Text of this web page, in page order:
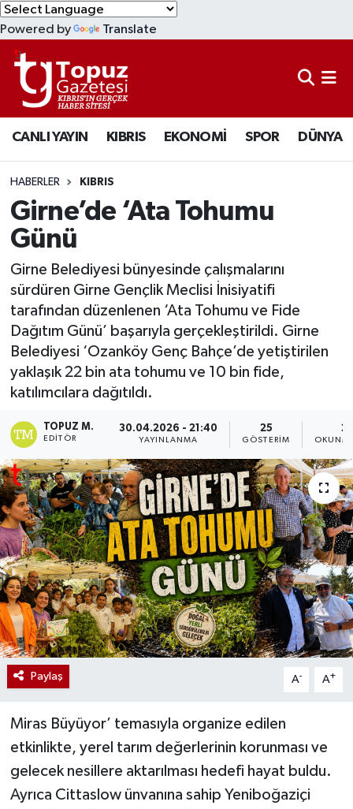
Powered by Translate
CANLI YAYIN KIBRIS EKONOMİ SPOR DÜNYA
HABERLER KIBRIS
Girne’de ‘Ata Tohumu
Günü
Girne Belediyesi bünyesinde çalışmalarını
sürdüren Girne Gençlik Meclisi İnisiyatifi
tarafından düzenlenen ‘Ata Tohumu ve Fide
Dağıtım Günü’ başarıyla gerçekleştirildi. Girne
Belediyesi ‘Ozanköy Genç Bahçe’de yetiştirilen
yaklaşık 22 bin ata tohumu ve 10 bin fide,
katılımcılara dağıtıldı.
TOPUZ M.
EDITÖR
30.04.2026 - 21:40
YAYINLANMA
25
GÖSTERIM
2
Paylaş A- A+
Miras Büyüyor’ temasıyla organize edilen
etkinlikte, yerel tarım değerlerinin korunması ve
gelecek nesillere aktarılması hedefi hayat buldu.
Ayrıca Cittaslow ünvanına sahip Yeniboğaziçi
KIBRIS
DÜNYA
EKONOMİ
MAGAZİN
SAĞLIK
SPOR
Lefkoşa Nöbetçi Eczaneler
Lefkoşa Hava Durumu
Lefkoşa Trafik Yoğunluk Haritası
Süper Lig Puan Durumu ve Fikstür
Tüm Manşetler
Son Dakika Haberleri